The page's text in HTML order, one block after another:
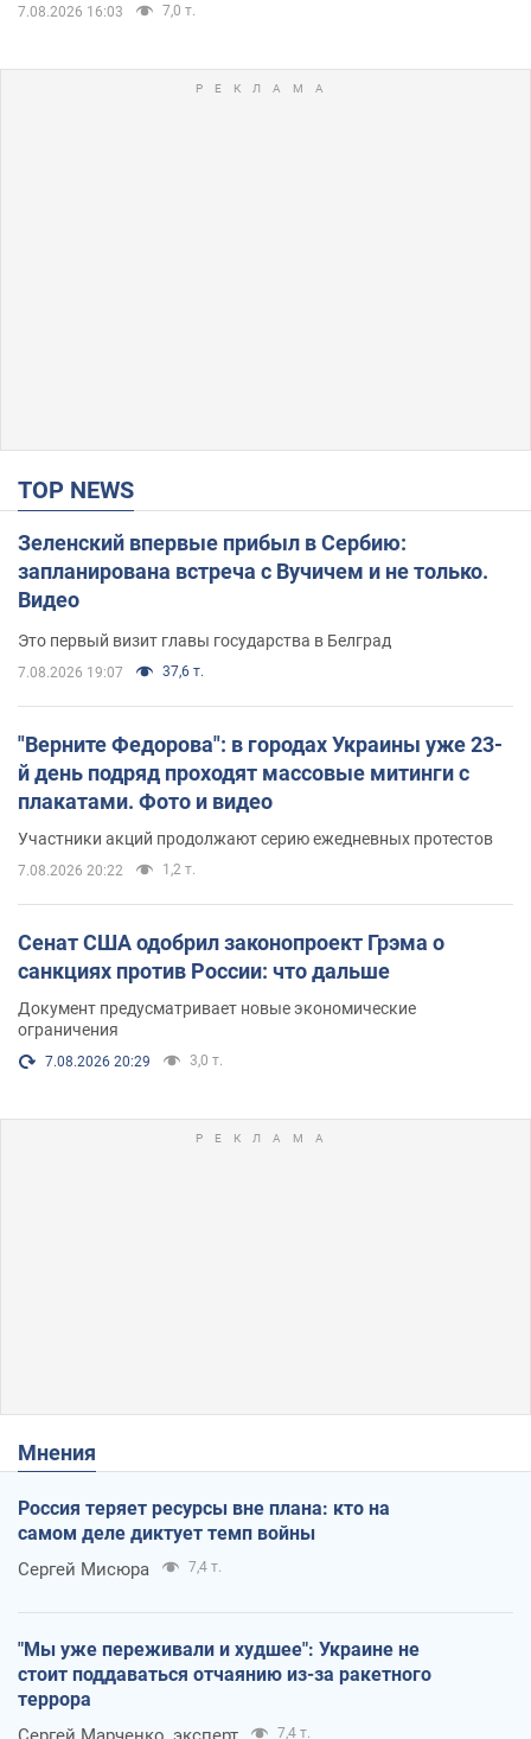
7.08.2026 16:03 7,0 т.
TOP NEWS
Зеленский впервые прибыл в Сербию:
запланирована встреча с Вучичем и не только.
Видео
Это первый визит главы государства в Белград
7.08.2026 19:07 37,6 т.
"Верните Федорова": в городах Украины уже 23-
й день подряд проходят массовые митинги с
плакатами. Фото и видео
Участники акций продолжают серию ежедневных протестов
7.08.2026 20:22 1,2 т.
Сенат США одобрил законопроект Грэма о
санкциях против России: что дальше
Документ предусматривает новые экономические
ограничения
7.08.2026 20:29 3,0 т.
Мнения
Россия теряет ресурсы вне плана: кто на
самом деле диктует темп войны
Сергей Мисюра 7,4 т.
"Мы уже переживали и худшее": Украине не
стоит поддаваться отчаянию из-за ракетного
террора
7,4 т.